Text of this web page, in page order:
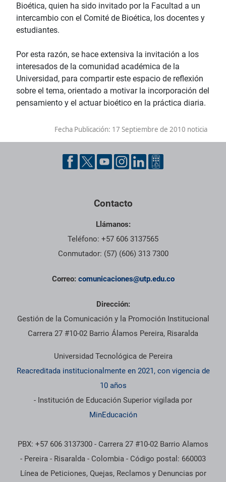
Bioética, quien ha sido invitado por la Facultad a un
intercambio con el Comité de Bioética, los docentes y
estudiantes.
Por esta razón, se hace extensiva la invitación a los
interesados de la comunidad académica de la
Universidad, para compartir este espacio de reflexión
sobre el tema, orientado a motivar la incorporación del
pensamiento y el actuar bioético en la práctica diaria.
Fecha Publicación: 17 Septiembre de 2010 noticia
Contacto
Llámanos:
Teléfono: +57 606 3137565
Conmutador: (57) (606) 313 7300
Correo: comunicaciones@utp.edu.co
Dirección:
Gestión de la Comunicación y la Promoción Institucional
Carrera 27 #10-02 Barrio Álamos Pereira, Risaralda
Universidad Tecnológica de Pereira
Reacreditada institucionalmente en 2021, con vigencia de
10 años
- Institución de Educación Superior vigilada por
MinEducación
PBX: +57 606 3137300 - Carrera 27 #10-02 Barrio Alamos
- Pereira - Risaralda - Colombia - Código postal: 660003
Línea de Peticiones, Quejas, Reclamos y Denuncias por